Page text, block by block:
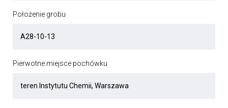
Położenie grobu
Pierwotne miejsce pochówku